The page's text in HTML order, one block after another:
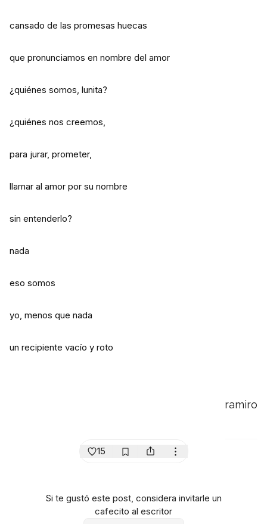
cansado de las promesas huecas
que pronunciamos en nombre del amor
¿quiénes somos, lunita?
¿quiénes nos creemos,
para jurar, prometer,
llamar al amor por su nombre
sin entenderlo?
nada
eso somos
yo, menos que nada
un recipiente vacío y roto
ramiro
15
Si te gustó este post, considera invitarle un
cafecito al escritor